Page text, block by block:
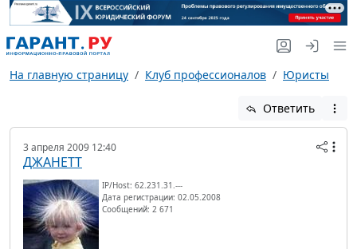
На главную страницу Клуб профессионалов Юристы
Ответить
3 апреля 2009 12:40
ДЖАНЕТТ
IP/Host: 62.231.31.---
Дата регистрации: 02.05.2008
Сообщений: 2 671